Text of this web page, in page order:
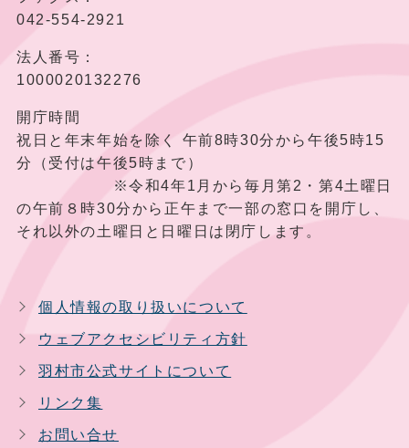
042-554-2921
法人番号：
1000020132276
開庁時間
祝日と年末年始を除く 午前8時30分から午後5時15
分（受付は午後5時まで）
※令和4年1月から毎月第2・第4土曜日
の午前８時30分から正午まで一部の窓口を開庁し、
それ以外の土曜日と日曜日は閉庁します。
個人情報の取り扱いについて
ウェブアクセシビリティ方針
羽村市公式サイトについて
リンク集
お問い合せ